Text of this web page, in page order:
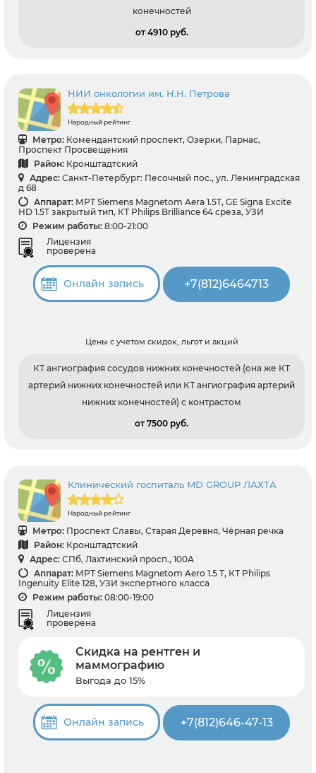
конечностей
от 4910 pуб.
НИИ онкологии им. Н.Н. Петрова
Народный рейтинг
Метро: Комендантский проспект, Озерки, Парнас,
Проспект Просвещения
Район: Кронштадтский
Адрес: Санкт-Петербург: Песочный пос., ул. Ленинградская
д 68
Аппарат: МРТ Siemens Magnetom Aera 1.5T, GE Signa Excite
HD 1.5T закрытый тип, КТ Philips Brilliance 64 среза, УЗИ
Режим работы: 8:00-21:00
Лицензия
проверена
Онлайн запись +7(812)6464713
Цены с учетом скидок, льгот и акций
КТ ангиография сосудов нижних конечностей (она же КТ
артерий нижних конечностей или КТ ангиография артерий
нижних конечностей) с контрастом
от 7500 pуб.
Клинический госпиталь MD GROUP ЛАХТА
Народный рейтинг
Метро: Проспект Славы, Старая Деревня, Чёрная речка
Район: Кронштадтский
Адрес: СПб, Лахтинский просп., 100А
Аппарат: МРТ Siemens Magnetom Aero 1.5 Т, КТ Philips
Ingenuity Elite 128, УЗИ экспертного класса
Режим работы: 08:00-19:00
Лицензия
проверена
Скидка на рентген и
маммографию
Выгода до 15%
Онлайн запись +7(812)646-47-13